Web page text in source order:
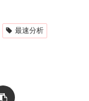
最速分析